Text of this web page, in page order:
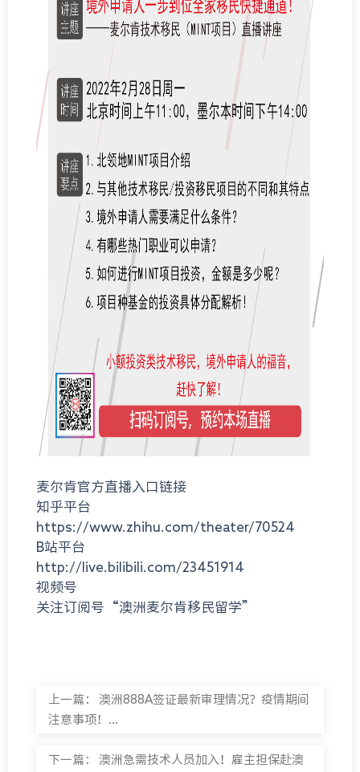
麦尔肯官方直播入口链接
知乎平台
https://www.zhihu.com/theater/70524
B站平台
http://live.bilibili.com/23451914
视频号
关注订阅号“澳洲麦尔肯移民留学”
上一篇： 澳洲888A签证最新审理情况？疫情期间
注意事项！...
下一篇： 澳洲急需技术人员加入！雇主担保赴澳